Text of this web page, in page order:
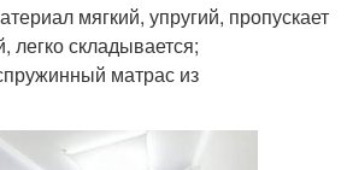
мягкий, упругий, пропускает
легко складывается;
матрас из